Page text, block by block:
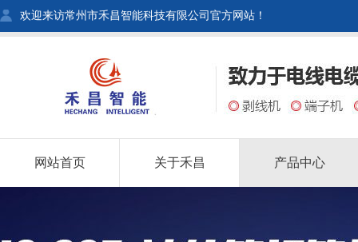
欢迎来访常州市禾昌智能科技有限公司官方网站！
网站首页 关于禾昌 产品中心